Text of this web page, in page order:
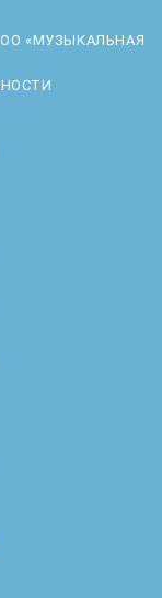
«МУЗЫКАЛЬНАЯ